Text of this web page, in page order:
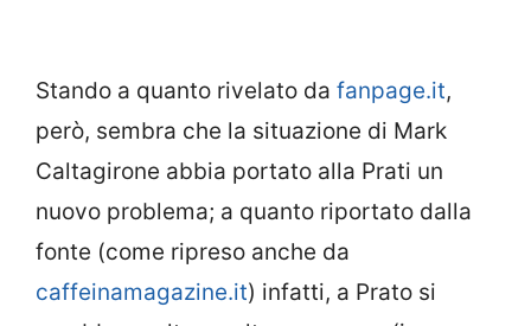
Stando a quanto rivelato da fanpage.it,
però, sembra che la situazione di Mark
Caltagirone abbia portato alla Prati un
nuovo problema; a quanto riportato dalla
fonte (come ripreso anche da
caffeinamagazine.it) infatti, a Prato si